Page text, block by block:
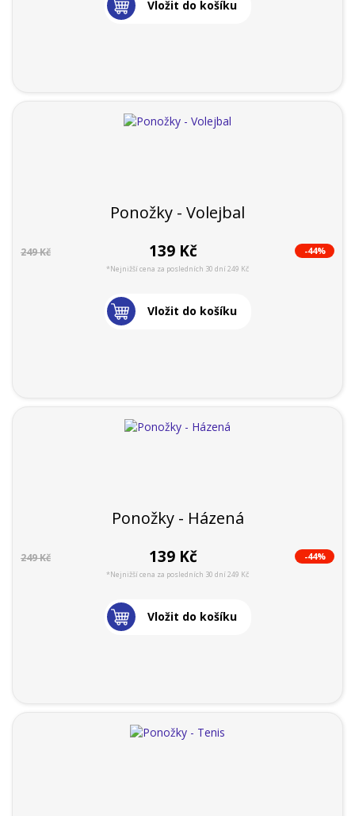
Vložit do košíku
Ponožky - Volejbal
249 Kč 139 Kč -44%
*Nejnižší cena za posledních 30 dní 249 Kč
Vložit do košíku
Ponožky - Házená
249 Kč 139 Kč -44%
*Nejnižší cena za posledních 30 dní 249 Kč
Vložit do košíku